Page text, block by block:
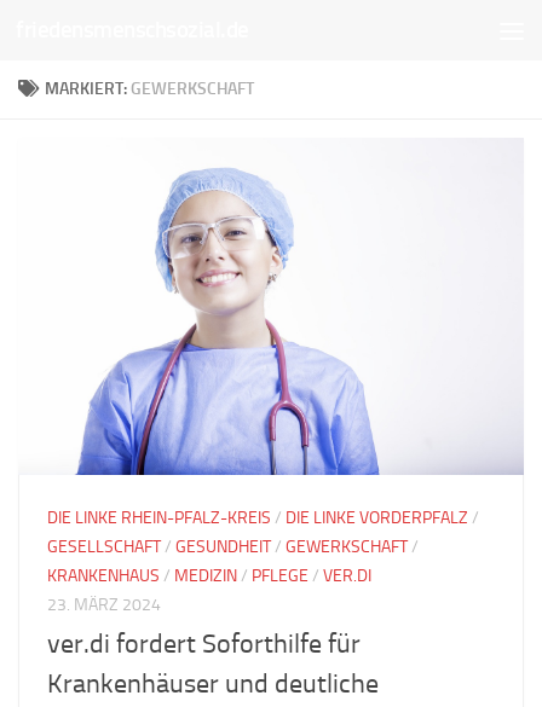
MARKIERT: GEWERKSCHAFT
DIE LINKE RHEIN-PFALZ-KREIS / DIE LINKE VORDERPFALZ /
GESELLSCHAFT/ GESUNDHEIT/ GEWERKSCHAFT/
KRANKENHAUS / MEDIZIN/ PFLEGE / VER.DI
23. MÄRZ 2024
ver.di fordert Soforthilfe für
Krankenhäuser und deutliche